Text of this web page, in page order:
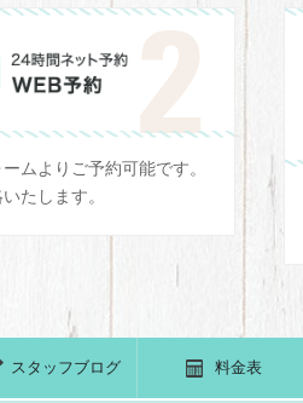
ムよりご予約可能です。
たします。
スタッフブログ 料金表